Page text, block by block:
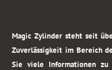
Magic Zylinder steht seit
Zuverlässigkeit im Bereich
Sie viele Informationen zu